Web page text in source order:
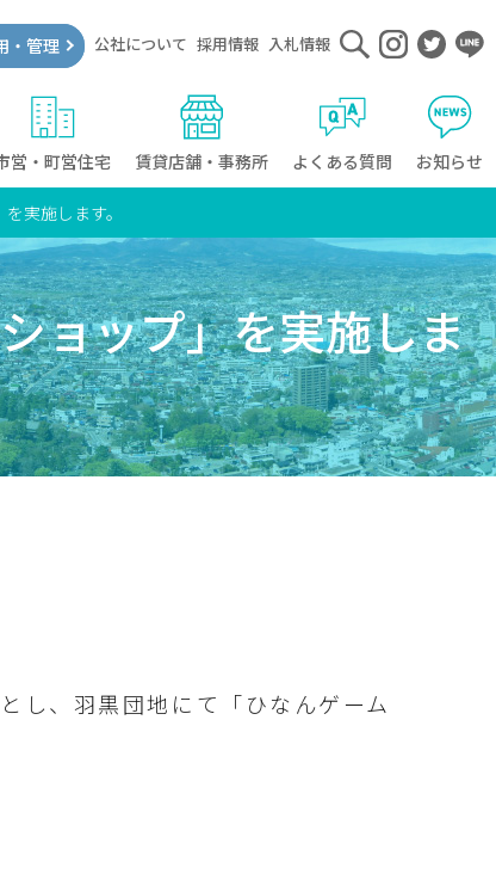
営・町営住宅 賃貸店舗・事務所 よくある質問 お知らせ
・管理 公社について 採用情報 入札情報
実施します。
ョップ」を実施しま
し、羽黒団地にて「ひなんゲーム